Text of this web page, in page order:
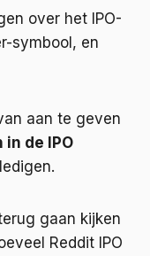
over het IPO-
symbool, en
aan te geven
de IPO
gaan kijken
Reddit IPO